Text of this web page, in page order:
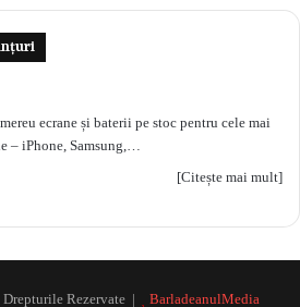
ecrane și baterii pe stoc pentru cele mai
– iPhone, Samsung,…
[Citește mai mult]
Rezervate | BarladeanulMedia